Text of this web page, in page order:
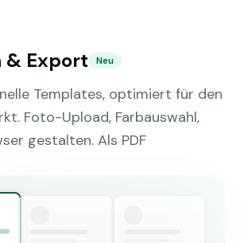
& Export Neu
Templates, optimiert für den
Foto-Upload, Farbauswahl,
gestalten. Als PDF